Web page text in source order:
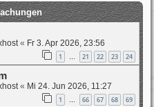
« Fr 3. Apr 2026, 23:56
1 … 21 22 23 24
« Mi 24. Jun 2026, 11:27
1 66 67 68 69